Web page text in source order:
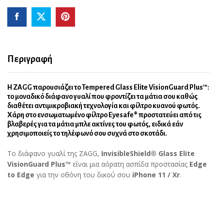
Elite
VisionGuard+
για
11
quantity
Περιγραφή
Η ZAGG παρουσιάζει το Tempered Glass Elite VisionGuard Plus™:
το μοναδικό διάφανο γυαλί που φροντίζει τα μάτια σου καθώς
διαθέτει αντιμικροβιακή τεχνολογία και φίλτρο κυανού φωτός.
Χάρη στο ενσωματωμένο φίλτρο Eyesafe® προστατεύει από τις
βλαβερές για τα μάτια μπλε ακτίνες του φωτός, ειδικά εάν
χρησιμοποιείς το τηλέφωνό σου συχνά στο σκοτάδι.
Το διάφανο γυαλί της ZAGG, InvisibleShield® Glass Elite
VisionGuard Plus™ είναι μια αόρατη ασπίδα προστασίας Edge
to Edge για την οθόνη του δικού σου iPhone 11 / Xr.